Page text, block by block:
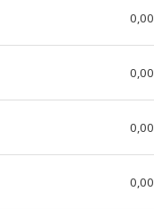
0,00
0,00
0,00
0,00